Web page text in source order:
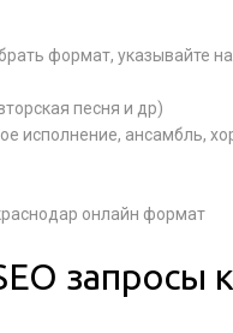
формат, указывайте
песня и др)
исполнение, ансамбль,
онлайн формат
запросы